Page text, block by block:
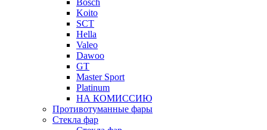
Bosch
Koito
SCT
Hella
Valeo
Dawoo
GT
Master Sport
Platinum
НА КОМИССИЮ
Противотуманные фары
Стекла фар